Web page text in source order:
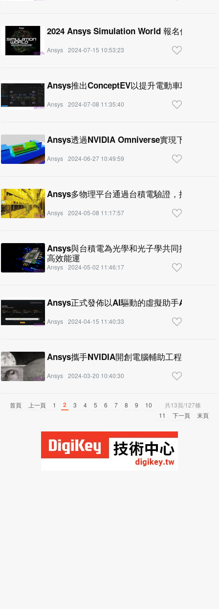
2024 Ansys Simulation World 報名倒數，AI
Ansys 2024-07-15 10:53:23
Ansys推出ConceptEV以提升電動車驅動範圍
Ansys 2024-07-08 11:35:40
Ansys透過NVIDIA Omniverse實現下一代3D-
Ansys 2024-06-27 10:49:59
Ansys多物理平台通過台積電驗證，推動下一
Ansys 2024-05-08 11:17:57
Ansys與台積電為光學和光子學共同推出多物
高效能運
Ansys 2024-05-02 11:46:17
Ansys正式發佈以AI驅動的虛擬助手AnsysGPT
Ansys 2024-04-15 11:40:33
Ansys攜手NVIDIA開創電腦輔助工程新世代
Ansys 2024-03-20 10:40:30
共13頁/127條
首頁 上一頁 1 2 3 4 5 6 7 8 9
10
11
下一頁 末頁